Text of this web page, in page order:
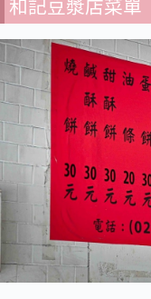
和記豆漿店菜單